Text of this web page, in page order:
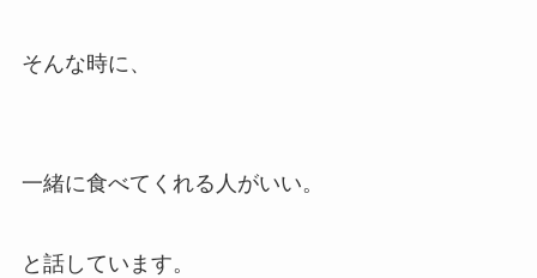
そんな時に、
一緒に食べてくれる人がいい。
と話しています。